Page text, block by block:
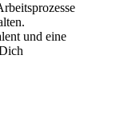
und eine